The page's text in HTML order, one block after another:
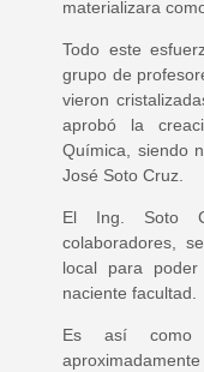
materializara
Todo este
grupo de
vieron
aprobó la
Química, siendo
José Soto Cruz.
El Ing. Soto
colaboradores,
local para
naciente facultad.
Es así como